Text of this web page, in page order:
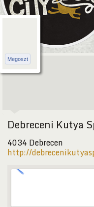
Debreceni Kutya
4034 Debrecen
http://
Megoszt